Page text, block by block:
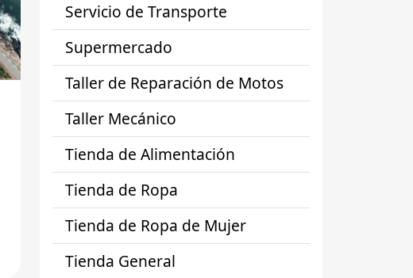
Servicio de Transporte
Supermercado
Taller de Reparación de Motos
Taller Mecánico
Tienda de Alimentación
Tienda de Ropa
Tienda de Ropa de Mujer
Tienda General